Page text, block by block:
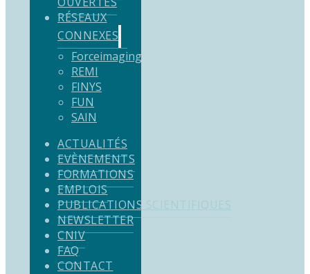
RÉSEAUX
CONNEXES
Forceimaging
REMI
FINYS
FUN
SAIN
ACTUALITÉS
EVÈNEMENTS
FORMATIONS
EMPLOIS
PUBLICATIONS SCIENTIFIQUES
NEWSLETTER
CNIV
FAQ
CONTACT